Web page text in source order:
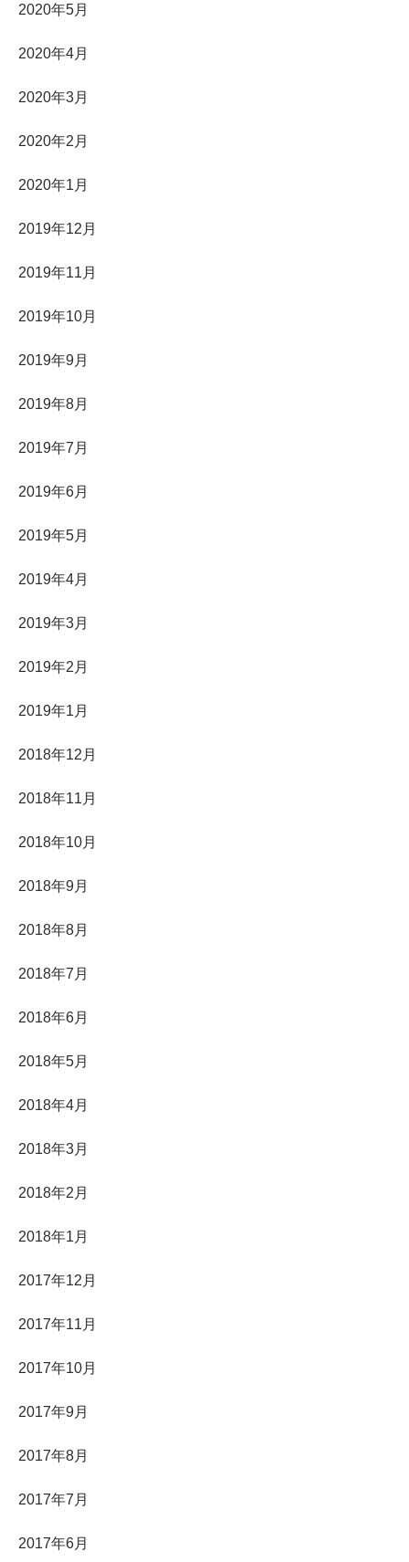
2020年5月
2020年4月
2020年3月
2020年2月
2020年1月
2019年12月
2019年11月
2019年10月
2019年9月
2019年8月
2019年7月
2019年6月
2019年5月
2019年4月
2019年3月
2019年2月
2019年1月
2018年12月
2018年11月
2018年10月
2018年9月
2018年8月
2018年7月
2018年6月
2018年5月
2018年4月
2018年3月
2018年2月
2018年1月
2017年12月
2017年11月
2017年10月
2017年9月
2017年8月
2017年7月
2017年6月